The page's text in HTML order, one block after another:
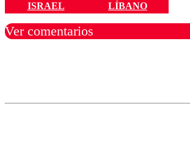
ISRAEL LÍBANO
Ver comentarios